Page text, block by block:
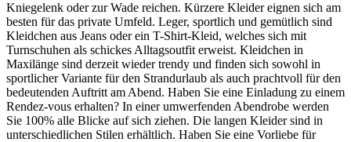
Kniegelenk oder zur Wade reichen. Kürzere Kleider eignen sich am
besten für das private Umfeld. Leger, sportlich und gemütlich sind
Kleidchen aus Jeans oder ein T-Shirt-Kleid, welches sich mit
Turnschuhen als schickes Alltagsoutfit erweist. Kleidchen in
Maxilänge sind derzeit wieder trendy und finden sich sowohl in
sportlicher Variante für den Strandurlaub als auch prachtvoll für den
bedeutenden Auftritt am Abend. Haben Sie eine Einladung zu einem
Rendez-vous erhalten? In einer umwerfenden Abendrobe werden
Sie 100% alle Blicke auf sich ziehen. Die langen Kleider sind in
unterschiedlichen Stilen erhältlich. Haben Sie eine Vorliebe für